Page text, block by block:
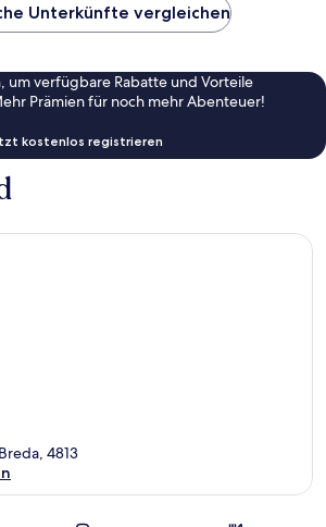
Unterkünfte vergleichen
um verfügbare Rabatte und Vorteile
Prämien für noch mehr Abenteuer!
kostenlos registrieren
4813